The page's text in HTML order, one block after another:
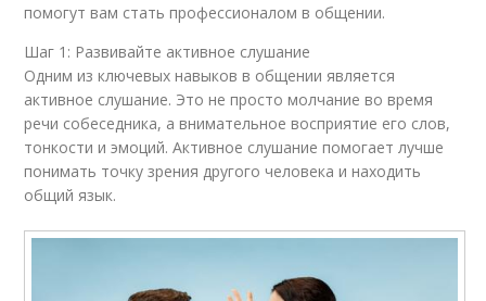
помогут вам стать профессионалом в общении.
Шаг 1: Развивайте активное слушание
Одним из ключевых навыков в общении является
активное слушание. Это не просто молчание во время
речи собеседника, а внимательное восприятие его слов,
тонкости и эмоций. Активное слушание помогает лучше
понимать точку зрения другого человека и находить
общий язык.